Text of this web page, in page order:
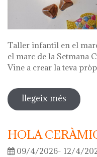
Taller infantil en el
el marc de la Setmana
Vine a crear la teva
llegeix més sobre
HOLA
09/4/2026- 12/4/